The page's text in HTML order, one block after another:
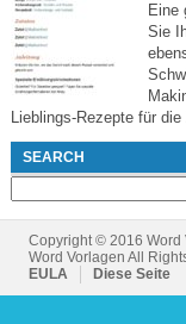
Eine
Sie
Lieblings-Rezepte für
SEARCH
for:
Copyright © 2016 Word
Word Vorlagen All
EULA
Diese Seite